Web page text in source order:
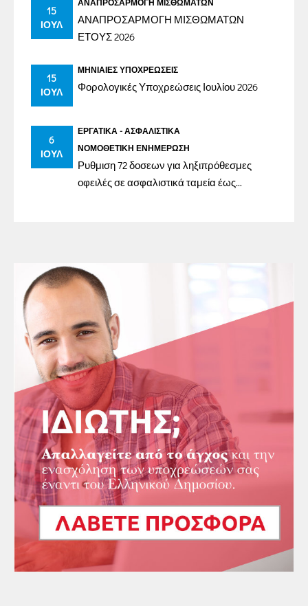
15
ΙΟΎΛ
ΑΝΑΠΡΟΣΑΡΜΟΓΗ ΜΙΣΘΩΜΑΤΩΝ
ΕΤΟΥΣ 2026
15
ΙΟΎΛ
ΜΗΝΙΑΊΕΣ ΥΠΟΧΡΕΏΣΕΙΣ
Φορολογικές Υποχρεώσεις Ιουλίου 2026
6
ΙΟΎΛ
ΕΡΓΑΤΙΚΆ - ΑΣΦΑΛΙΣΤΙΚΆ
ΝΟΜΟΘΕΤΙΚΉ ΕΝΗΜΈΡΩΣΗ
Ρυθμιση 72 δοσεων για ληξιπρόθεσμες
οφειλές σε ασφαλιστικά ταμεία έως